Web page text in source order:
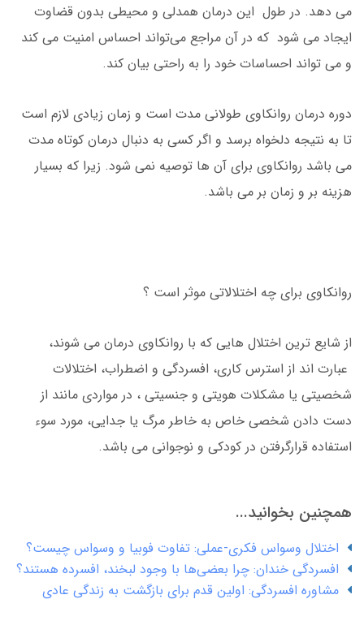
می دهد. در طول این درمان همدلی و محیطی بدون قضاوت
ایجاد می شود که در آن مراجع می‌تواند احساس امنیت می کند
و می تواند احساسات خود را به راحتی بیان کند.
دوره درمان روانکاوی طولانی مدت است و زمان زیادی لازم است
تا به نتیجه دلخواه برسد و اگر کسی به دنبال درمان کوتاه مدت
می باشد روانکاوی برای آن ها توصیه نمی شود. زیرا که بسیار
هزینه بر و زمان بر می باشد.
روانکاوی برای چه اختلالاتی موثر است ؟
از شایع‌ ترین اختلال هایی که با روانکاوی درمان می شوند،
عبارت ‌اند از استرس کاری، افسردگی و اضطراب، اختلالات
شخصیتی یا مشکلات هویتی و جنسیتی ، در مواردی مانند از
دست ‌دادن شخصی خاص به‌ خاطر مرگ یا جدایی، مورد سوء‌
استفاده قرارگرفتن در کودکی و نوجوانی می باشد.
همچنین بخوانید...
اختلال وسواس فکری-عملی: تفاوت فوبیا و وسواس چیست؟
افسردگی خندان: چرا بعضی‌ها با وجود لبخند، افسرده هستند؟
مشاوره افسردگی: اولین قدم برای بازگشت به زندگی عادی